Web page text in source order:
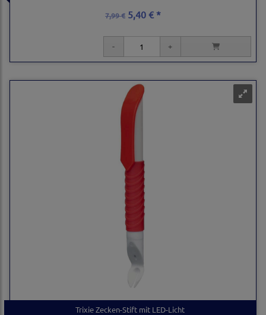
7,99 € 5,40 € *
Trixie Zecken-Stift mit LED-Licht